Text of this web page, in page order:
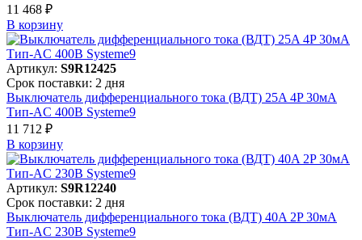
11 468 ₽
В корзинy
Артикул: S9R12425
Срок поставки: 2 дня
Выключатель дифференциального тока (ВДТ) 25A 4P 30мА
Тип-AC 400В Systeme9
11 712 ₽
В корзинy
Артикул: S9R12240
Срок поставки: 2 дня
Выключатель дифференциального тока (ВДТ) 40A 2P 30мА
Тип-AC 230В Systeme9